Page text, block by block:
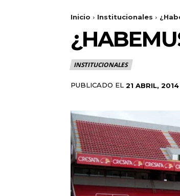
Inicio Institucionales
INSTITUCIONALES
PUBLICADO EL 21 ABRIL, 2014